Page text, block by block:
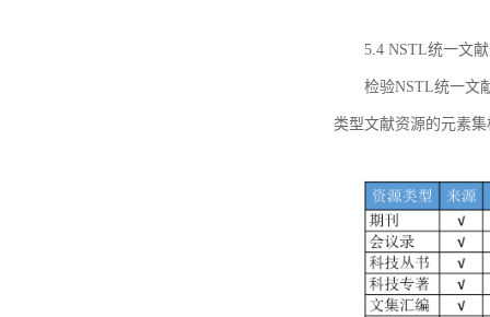
5.4 NSTL统一文
检验NSTL统一文
类型文献资源的元素